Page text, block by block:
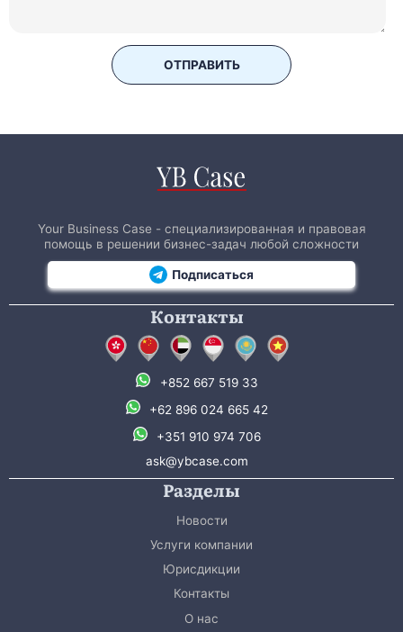
ОТПРАВИТЬ
Your Business Case - специализированная и правовая
помощь в решении бизнес-задач любой сложности
Подписаться
Контакты
+852 667 519 33
+62 896 024 665 42
+351 910 974 706
ask@ybcase.com
Разделы
Новости
Услуги компании
Юрисдикции
Контакты
О нас